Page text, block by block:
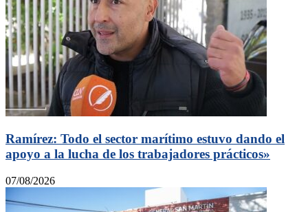
Ramírez: Todo el sector marítimo estuvo dando el
apoyo a la lucha de los trabajadores prácticos»
07/08/2026